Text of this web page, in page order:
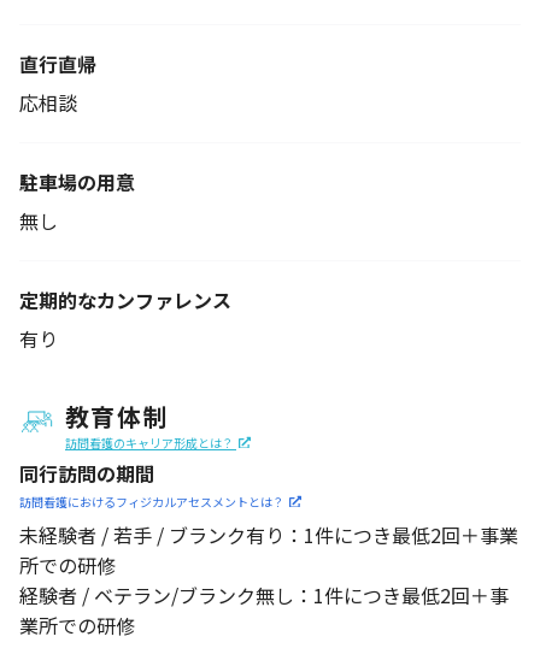
直行直帰
応相談
駐車場の用意
無し
定期的なカンファレンス
有り
教育体制
訪問看護のキャリア形成とは？
同行訪問の期間
訪問看護におけるフィジカルアセスメントとは？
未経験者 / 若手 / ブランク有り：1件につき最低2回＋事業
所での研修
経験者 / ベテラン/ブランク無し：1件につき最低2回＋事
業所での研修